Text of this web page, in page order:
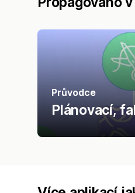
Průvodce
Plánovací,